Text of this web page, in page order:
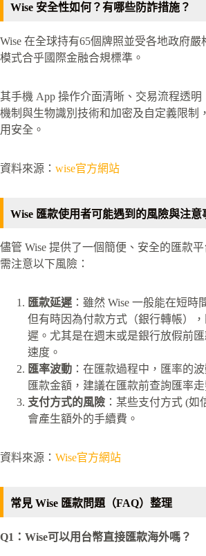
Wise 安全性如何？有哪些防詐措施？
Wise 在全球持有65個牌照並受各地政府嚴
模式合乎國際金融合規標準。
其手機 App 操作介面清晰、交易流程透明
機制與生物識別技術和加密及自定義限制
用安全。
資料來源： wise官方網站
Wise 匯款使用者可能遇到的風險與注意
儘管 Wise 提供了一個簡便、安全的匯款
需注意以下風險：
匯款延遲 ：雖然 Wise 一般能在短時
但有時因為付款方式（銀行轉帳）
遲。尤其是在週末或是銀行放假前
速度。
匯率波動 ：在匯款過程中，匯率的
匯款金額，建議在匯款前查詢匯率走
支付方式的風險 ：某些支付方式 (如
會產生額外的手續費。
資料來源： Wise官方網站
常見 Wise 匯款問題（FAQ）整理
Q1：Wise可以用台幣直接匯款海外嗎？